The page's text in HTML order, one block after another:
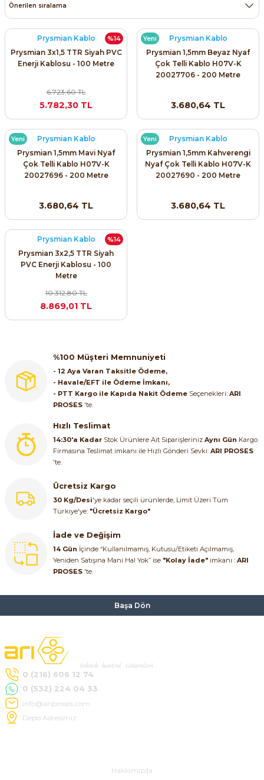
%14
Prysmian Kablo
Prysmian 3x1,5 TTR Siyah PVC
Enerji Kablosu - 100 Metre
6.723,60 TL
5.782,30 TL
Yeni
Prysmian Kablo
Prysmian 1,5mm Beyaz Nyaf
Çok Telli Kablo H07V-K
20027706 - 200 Metre
3.680,64 TL
Yeni
Prysmian Kablo
Prysmian 1,5mm Mavi Nyaf
Çok Telli Kablo H07V-K
20027696 - 200 Metre
3.680,64 TL
Yeni
Prysmian Kablo
Prysmian 1,5mm Kahverengi
Nyaf Çok Telli Kablo H07V-K
20027690 - 200 Metre
3.680,64 TL
%14
Prysmian Kablo
Prysmian 3x2,5 TTR Siyah
PVC Enerji Kablosu - 100
Metre
10.312,80 TL
8.869,01 TL
%100 Müşteri Memnuniyeti
- 12 Aya Varan Taksitle Ödeme,
- Havale/EFT ile Ödeme İmkanı,
- PTT Kargo ile Kapıda Nakit Ödeme Seçenekleri: ARI
PROSES 'te.
Hızlı Teslimat
14:30'a Kadar Stok Ürünlere Ait Siparişleriniz Aynı Gün Kargo
Firmasına Teslimat imkanı ile Hızlı Gönderi Sevki: ARI PROSES
'te.
Ücretsiz Kargo
30 Kg/Desi'ye kadar seçili ürünlerde, Limit Üzeri Tüm
Türkiye'ye: "Ücretsiz Kargo"
İade ve Değişim
14 Gün İçinde “Kullanılmamış, Kutusu/Etiketi Açılmamış,
Yeniden Satışına Mani Hal Yok” ise "Kolay İade" imkanı : ARI
PROSES 'te.
Başa Dön
0 (216) 606 12 74
0 (532) 224 04 33
info@ariproses.com
Depo Adresimiz
Hakkımızda